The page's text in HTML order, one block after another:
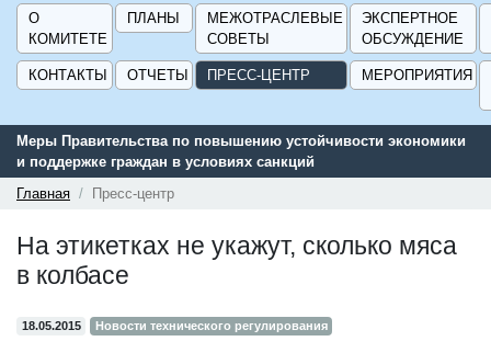
О
КОМИТЕТЕ
ПЛАНЫ
МЕЖОТРАСЛЕВЫЕ
СОВЕТЫ
ЭКСПЕРТНОЕ
ОБСУЖДЕНИЕ
КОНТАКТЫ ОТЧЕТЫ ПРЕСС-ЦЕНТР МЕРОПРИЯТИЯ
Меры Правительства по повышению устойчивости экономики
и поддержке граждан в условиях санкций
Главная
Пресс-центр
На этикетках не укажут, сколько мяса
в колбасе
18.05.2015 Новости технического регулирования